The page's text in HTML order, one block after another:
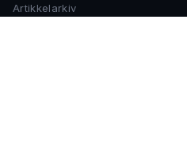
Artikkelarkiv